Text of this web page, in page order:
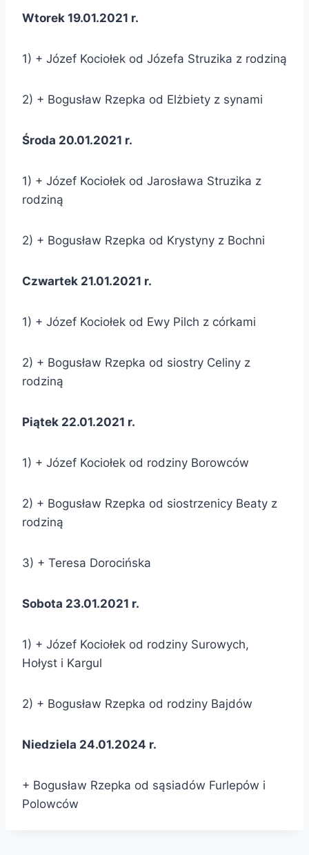
Wtorek 19.01.2021 r.
1) + Józef Kociołek od Józefa Struzika z rodziną
2) + Bogusław Rzepka od Elżbiety z synami
Środa 20.01.2021 r.
1) + Józef Kociołek od Jarosława Struzika z
rodziną
2) + Bogusław Rzepka od Krystyny z Bochni
Czwartek 21.01.2021 r.
1) + Józef Kociołek od Ewy Pilch z córkami
2) + Bogusław Rzepka od siostry Celiny z
rodziną
Piątek 22.01.2021 r.
1) + Józef Kociołek od rodziny Borowców
2) + Bogusław Rzepka od siostrzenicy Beaty z
rodziną
3) + Teresa Dorocińska
Sobota 23.01.2021 r.
1) + Józef Kociołek od rodziny Surowych,
Hołyst i Kargul
2) + Bogusław Rzepka od rodziny Bajdów
Niedziela 24.01.2024 r.
+ Bogusław Rzepka od sąsiadów Furlepów i
Polowców